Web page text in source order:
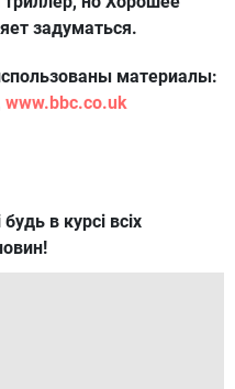
задуматься.
материалы:
www.bbc.co.uk
будь в курсі всіх